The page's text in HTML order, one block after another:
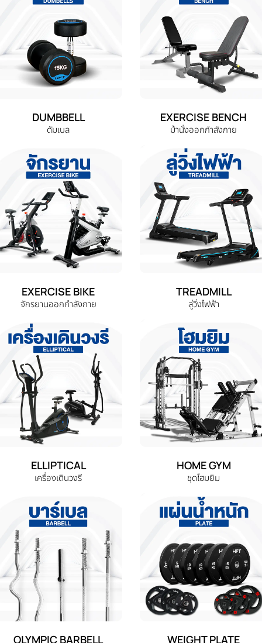
DUMBBELL
ดัมเบล
EXERCISE BENCH
ม้านั่งออกกำลังกาย
EXERCISE BIKE
จักรยานออกกำลังกาย
TREADMILL
ลู่วิ่งไฟฟ้า
ELLIPTICAL
เครื่องเดินวงรี
HOME GYM
ชุดโฮมยิม
OLYMPIC BARBELL WEIGHT PLATE